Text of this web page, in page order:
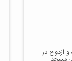
ازدواج در